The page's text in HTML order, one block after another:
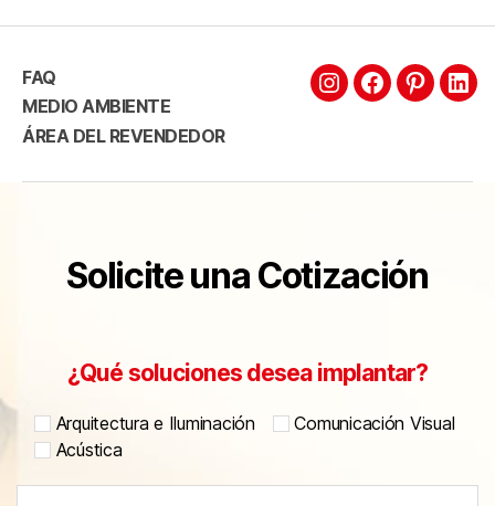
FAQ
MEDIO AMBIENTE
ÁREA DEL REVENDEDOR
Solicite una Cotización
¿Qué soluciones desea implantar?
Arquitectura e Iluminación
Comunicación Visual
Acústica